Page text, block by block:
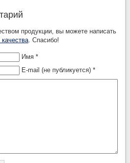
продукции, вы можете написать
. Спасибо!
Имя *
E-mail (не публикуется) *